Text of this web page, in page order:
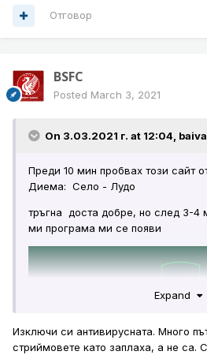
Отговор
BSFC
Posted March 3, 2021
On 3.03.2021 г. at 12:04,
Преди 10 мин пробвах този сайт
Диема: Село - Лудо
тръгна доста добре, но след 3-4
ми програма ми се появи
Expand
Изключи си антивирусната. Много
стриймовете като заплаха, а не са.